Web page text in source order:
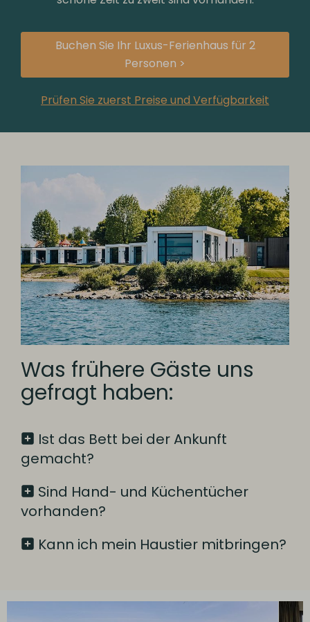
Buchen Sie Ihr Luxus-Ferienhaus für 2
Personen >
Prüfen Sie zuerst Preise und Verfügbarkeit
Was frühere Gäste uns
gefragt haben:
Ist das Bett bei der Ankunft
gemacht?
Sind Hand- und Küchentücher
vorhanden?
Kann ich mein Haustier mitbringen?